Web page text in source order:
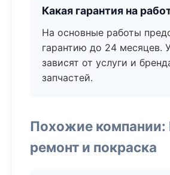
Какая гарантия на
На основные работы
гарантию до 24 месяцев.
зависят от услуги и
запчастей.
Похожие компании:
ремонт и покраска